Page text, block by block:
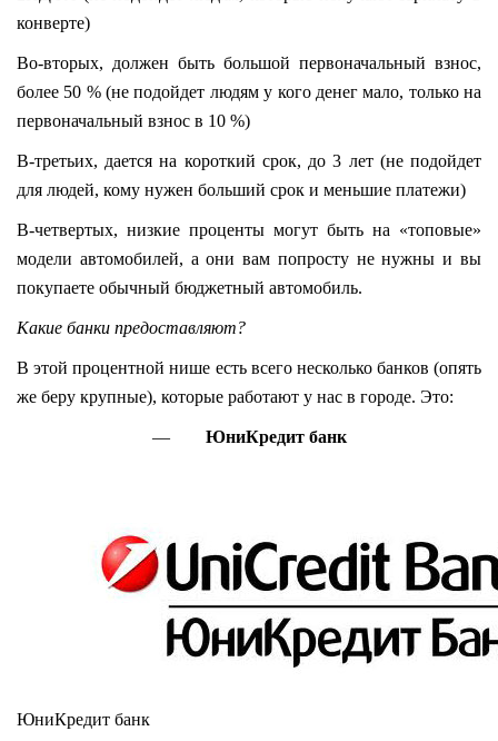
конверте)
Во-вторых, должен быть большой первоначальный взнос,
более 50 % (не подойдет людям у кого денег мало, только на
первоначальный взнос в 10 %)
В-третьих, дается на короткий срок, до 3 лет (не подойдет
для людей, кому нужен больший срок и меньшие платежи)
В-четвертых, низкие проценты могут быть на «топовые»
модели автомобилей, а они вам попросту не нужны и вы
покупаете обычный бюджетный автомобиль.
Какие банки предоставляют?
В этой процентной нише есть всего несколько банков (опять
же беру крупные), которые работают у нас в городе. Это:
— ЮниКредит банк
ЮниКредит банк